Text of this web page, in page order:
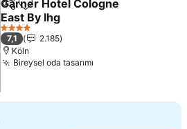
PaylaşFavorilerime ekle
Garner Hotel Cologne
East By Ihg
Fiyatları görün
4 Yıldız
7,1
2.185
Köln
Bireysel oda tasarımı